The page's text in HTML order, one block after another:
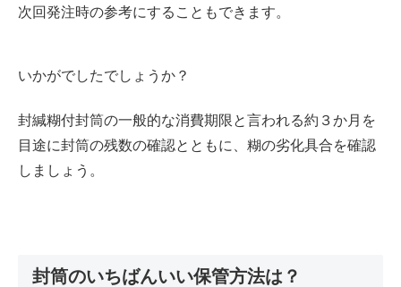
次回発注時の参考にすることもできます。
いかがでしたでしょうか？
封緘糊付封筒の一般的な消費期限と言われる約３か月を
目途に封筒の残数の確認とともに、糊の劣化具合を確認
しましょう。
封筒のいちばんいい保管方法は？